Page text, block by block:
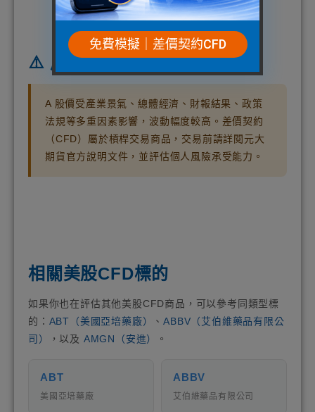
⚠️ 風險提示
A 股價受產業景氣、總體經濟、財報結果、政策
法規等多重因素影響，波動幅度較高。差價契約
（CFD）屬於槓桿交易商品，交易前請詳閱元大
期貨官方說明文件，並評估個人風險承受能力。
相關美股CFD標的
如果你也在評估其他美股CFD商品，可以參考同類型標
的： ABT（美國亞培藥廠） 、ABBV（艾伯維藥品有限公
司）
，以及 AMGN（安進） 。
ABT
美國亞培藥廠
ABBV
艾伯維藥品有限公司
免費模擬｜差價契約CFD